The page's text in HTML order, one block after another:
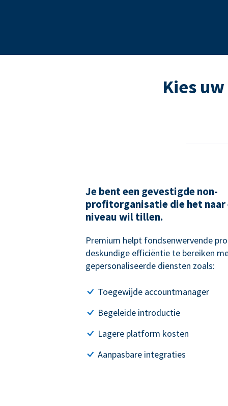
Kies
Je bent een gevestigde non-
profitorganisatie die het naar
niveau wil tillen.
Premium helpt fondsenwervende
deskundige efficiëntie te bereiken
gepersonaliseerde diensten zoals:
Toegewijde accountmanager
Begeleide introductie
Lagere platform kosten
Aanpasbare integraties